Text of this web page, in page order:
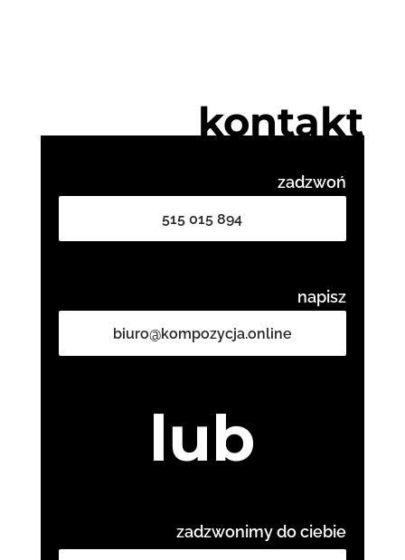
kontakt
zadzwoń
515 015 894
napisz
biuro@kompozycja.online
lub
zadzwonimy do ciebie